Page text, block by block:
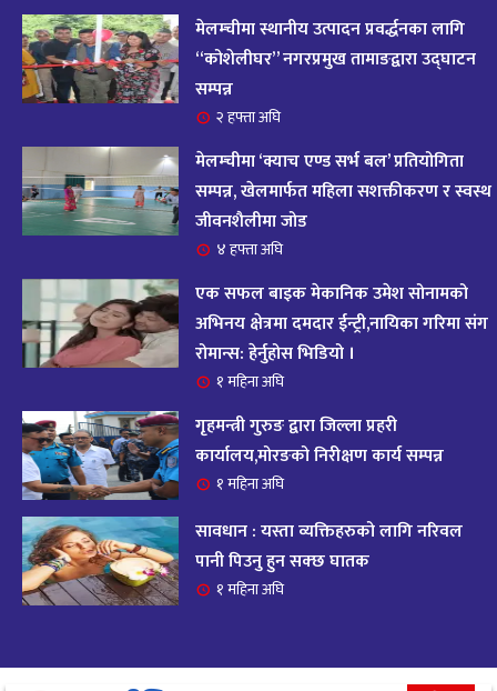
१४ आज २०८२ साल भदौ १६ गते सोमबारको राशिफल
११ महिना अघि
१५
आजको राशिफल : २०८२ भदौ १२ गते बिहीवार, २८
अगस्ट २०२५
११ महिना अघि
१६ आजको राशिफल – २०८२ साल भाद्र १० गते, मंगलबार
१७ आजको राशिफल – २०८२ साल भाद्र १० गते, मंगलबार
११ महिना अघि
१८
आजको राशिफल : आइतवार, ८ भदौ २०८२ (२४ अगस्ट
२०२५)
११ महिना अघि
१९ आजको राशिफल २०८२ भदाै ४ गते, बुधवार
११ महिना अघि
धैर्यले सफलता मिल्नेछ
मेलम्चीमा स्थानीय उत्पादन प्रवर्द्धनका लागि
“कोशेलीघर” नगरप्रमुख तामाङद्वारा उद्घाटन
सम्पन्न
२ हफ्ता अघि
मेलम्चीमा ‘क्याच एण्ड सर्भ बल’ प्रतियोगिता
सम्पन्न, खेलमार्फत महिला सशक्तीकरण र स्वस्थ
जीवनशैलीमा जोड
४ हफ्ता अघि
एक सफल बाइक मेकानिक उमेश सोनामको
अभिनय क्षेत्रमा दमदार ईन्ट्री,नायिका गरिमा संग
रोमान्स: हेर्नुहोस भिडियो ।
१ महिना अघि
गृहमन्त्री गुरुङ द्वारा जिल्ला प्रहरी
कार्यालय,मोरङको निरीक्षण कार्य सम्पन्न
१ महिना अघि
सावधान : यस्ता व्यक्तिहरुको लागि नरिवल
पानी पिउनु हुन सक्छ घातक
१ महिना अघि